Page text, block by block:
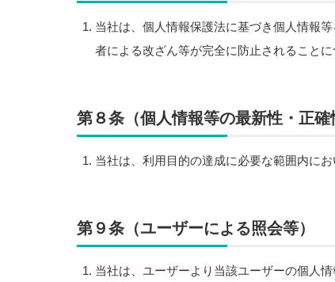
当社は、個人情報保護法に基づき個人情報
者による改ざん等が完全に防止されること
第８条（個人情報等の最新性・正確
当社は、利用目的の達成に必要な範囲内に
第９条（ユーザーによる照会等）
当社は、ユーザーより当該ユーザーの個人